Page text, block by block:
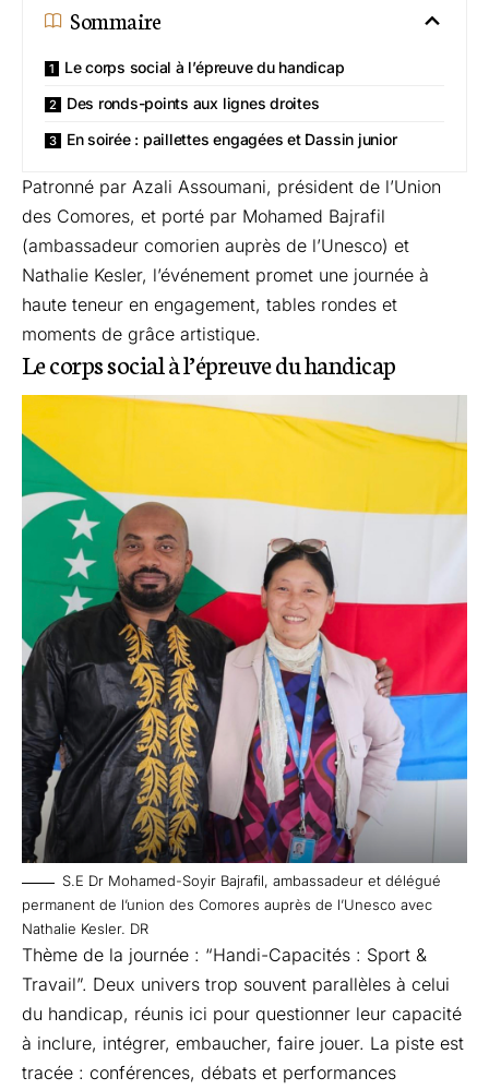
Sommaire
Le corps social à l’épreuve du handicap
Des ronds-points aux lignes droites
En soirée : paillettes engagées et Dassin junior
Patronné par Azali Assoumani, président de l’Union
des Comores, et porté par Mohamed Bajrafil
(ambassadeur comorien auprès de l’Unesco) et
Nathalie Kesler, l’événement promet une journée à
haute teneur en engagement, tables rondes et
moments de grâce artistique.
Le corps social à l’épreuve du handicap
S.E Dr Mohamed-Soyir Bajrafil, ambassadeur et délégué
permanent de l’union des Comores auprès de l’Unesco avec
Nathalie Kesler. DR
Thème de la journée : “Handi-Capacités : Sport &
Travail”. Deux univers trop souvent parallèles à celui
du handicap, réunis ici pour questionner leur capacité
à inclure, intégrer, embaucher, faire jouer. La piste est
tracée : conférences, débats et performances